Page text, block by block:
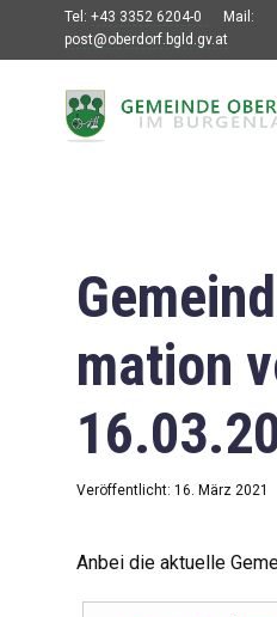
Tel: +43 3352 6204-0
Mail:
post@oberdorf.bgld.gv.at
Willkommen
Gemeindeamt
Gemeinderat
Bildung
Vereine
mation
Veröffentlicht: 16. März 2021
Anbei die aktuelle